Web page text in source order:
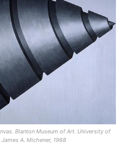
Blanton Museum of Art. University of
A. Michener, 1968